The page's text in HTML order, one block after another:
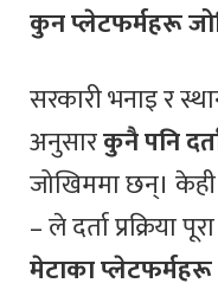
कुन प्लेटफर्महरू
सरकारी भनाइ र
अनुसारकुनै पनि
जोखिममा छन्।
– ले दर्ता प्रक्रिया
मेटाका